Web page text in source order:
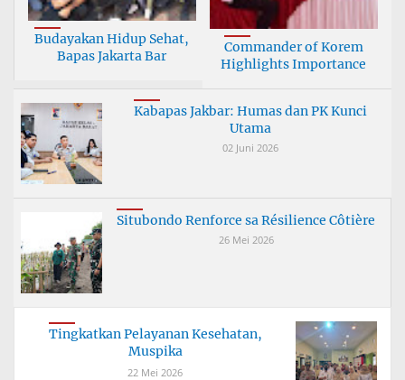
Budayakan Hidup Sehat,
Bapas Jakarta Bar
Commander of Korem
Highlights Importance
Kabapas Jakbar: Humas dan PK Kunci
Utama
02 Juni 2026
Situbondo Renforce sa Résilience Côtière
26 Mei 2026
Tingkatkan Pelayanan Kesehatan,
Muspika
22 Mei 2026